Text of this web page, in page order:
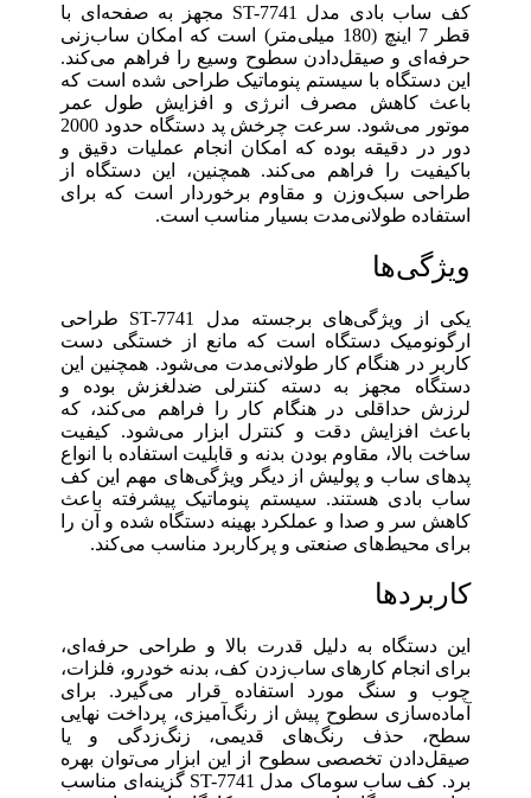
کف ساب بادی مدل ST-7741 مجهز به صفحه‌ای با
قطر 7 اینچ (180 میلی‌متر) است که امکان ساب‌زنی
حرفه‌ای و صیقل‌دادن سطوح وسیع را فراهم می‌کند.
این دستگاه با سیستم پنوماتیک طراحی شده است که
باعث کاهش مصرف انرژی و افزایش طول عمر
موتور می‌شود. سرعت چرخش پد دستگاه حدود 2000
دور در دقیقه بوده که امکان انجام عملیات دقیق و
باکیفیت را فراهم می‌کند. همچنین، این دستگاه از
طراحی سبک‌وزن و مقاوم برخوردار است که برای
استفاده طولانی‌مدت بسیار مناسب است.
ویژگی‌ها
یکی از ویژگی‌های برجسته مدل ST-7741 طراحی
ارگونومیک دستگاه است که مانع از خستگی دست
کاربر در هنگام کار طولانی‌مدت می‌شود. همچنین این
دستگاه مجهز به دسته کنترلی ضد‌لغزش بوده و
لرزش حداقلی در هنگام کار را فراهم می‌کند، که
باعث افزایش دقت و کنترل ابزار می‌شود. کیفیت
ساخت بالا، مقاوم بودن بدنه و قابلیت استفاده با انواع
پدهای ساب و پولیش از دیگر ویژگی‌های مهم این کف
ساب بادی هستند. سیستم پنوماتیک پیشرفته باعث
کاهش سر و صدا و عملکرد بهینه دستگاه شده و آن را
برای محیط‌های صنعتی و پرکاربرد مناسب می‌کند.
کاربردها
این دستگاه به دلیل قدرت بالا و طراحی حرفه‌ای،
برای انجام کارهای ساب‌زدن کف، بدنه خودرو، فلزات،
چوب و سنگ مورد استفاده قرار می‌گیرد. برای
آماده‌سازی سطوح پیش از رنگ‌آمیزی، پرداخت نهایی
سطح، حذف رنگ‌های قدیمی، زنگ‌زدگی و یا
صیقل‌دادن تخصصی سطوح از این ابزار می‌توان بهره
برد. کف ساب سوماک مدل ST-7741 گزینه‌ای مناسب